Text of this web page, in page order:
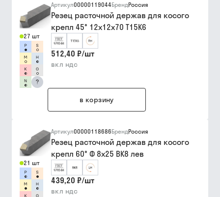
27 шт
?
Артикул00000119044БрендРоссия
Резец расточной держав для косого
крепл 45° 12х12х70 Т15К6
512,40 ₽/шт
вкл ндс
в корзину
21 шт
Артикул00000118686БрендРоссия
Резец расточной держав для косого
крепл 60° Ф 8х25 ВК8 лев
439,20 ₽/шт
вкл ндс